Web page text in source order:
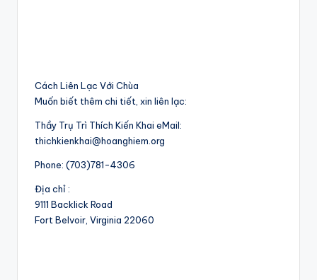
Cách Liên Lạc Với Chùa
Muốn biết thêm chi tiết, xin liên lạc:
Thầy Trụ Trì Thích Kiến Khai eMail:
thichkienkhai@hoanghiem.org
Phone: (703)781-4306
Địa chỉ :
9111 Backlick Road
Fort Belvoir, Virginia 22060